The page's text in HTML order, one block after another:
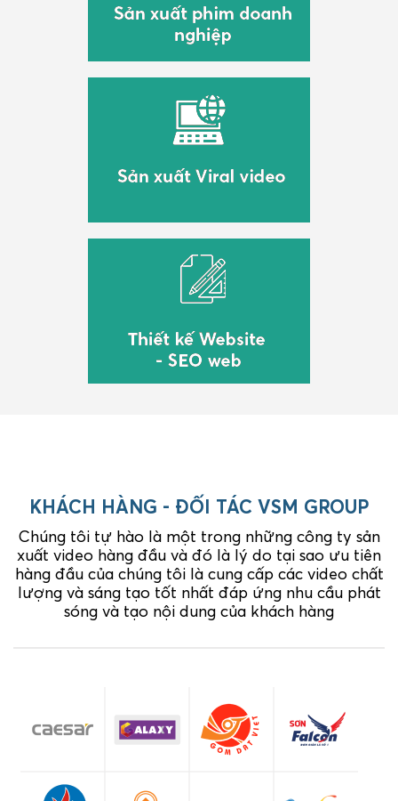
KHÁCH HÀNG - ĐỐI TÁC VSM GROUP
Chúng tôi tự hào là một trong những công ty sản
xuất video hàng đầu và đó là lý do tại sao ưu tiên
hàng đầu của chúng tôi là cung cấp các video chất
lượng và sáng tạo tốt nhất đáp ứng nhu cầu phát
sóng và tạo nội dung của khách hàng